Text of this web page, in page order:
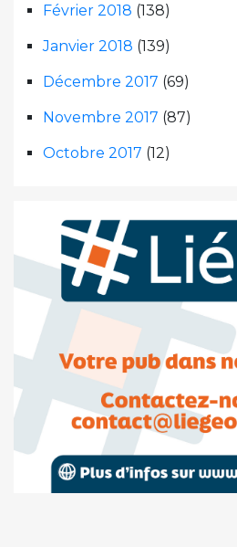
Février 2018 (138)
Janvier 2018 (139)
Décembre 2017 (69)
Novembre 2017 (87)
Octobre 2017 (12)